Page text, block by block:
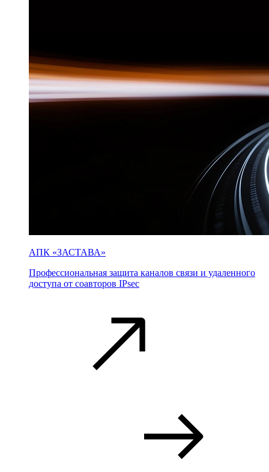
АПК «ЗАСТАВА»
Профессиональная защита каналов связи и удаленного
доступа от соавторов IPsec